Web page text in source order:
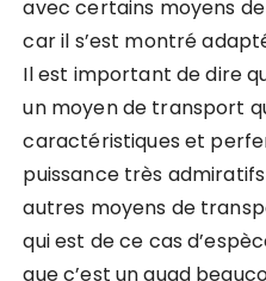
avec certains moyens
car il s’est montré
Il est important de dire
un moyen de transport
caractéristiques et
puissance très
autres moyens de
qui est de ce cas
que c’est un quad